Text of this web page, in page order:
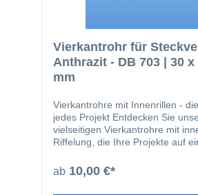
Vierkantrohr für
Anthrazit - DB 703 | 30 x
mm
Vierkantrohre mit Innenrillen -
jedes Projekt Entdecken Sie unsere
vielseitigen Vierkantrohre mit
Riffelung, die Ihre Projekte auf
Radius an allen vier Kanten
jedem Vorhaben eine ästhetische
ab 10,00 €*